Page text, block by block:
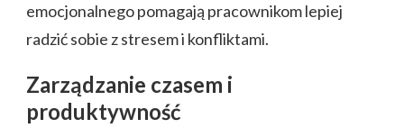
emocjonalnego pomagają pracownikom lepiej
radzić sobie z stresem i konfliktami.
Zarządzanie czasem i
produktywność